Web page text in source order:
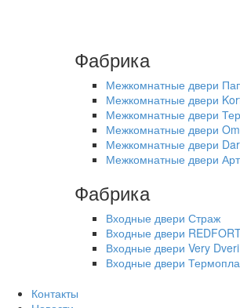
Фабрика
Межкомнатные двери
Межкомнатные двери
Межкомнатные двери
Межкомнатные двери
Межкомнатные двери
Межкомнатные двери
Фабрика
Входные двери Страж
Входные двери
Входные двери Very Dveri
Входные двери
Контакты